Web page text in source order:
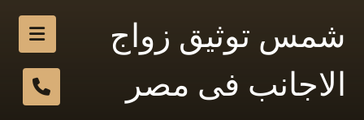
شمس توثيق زواج
الاجانب فى مصر